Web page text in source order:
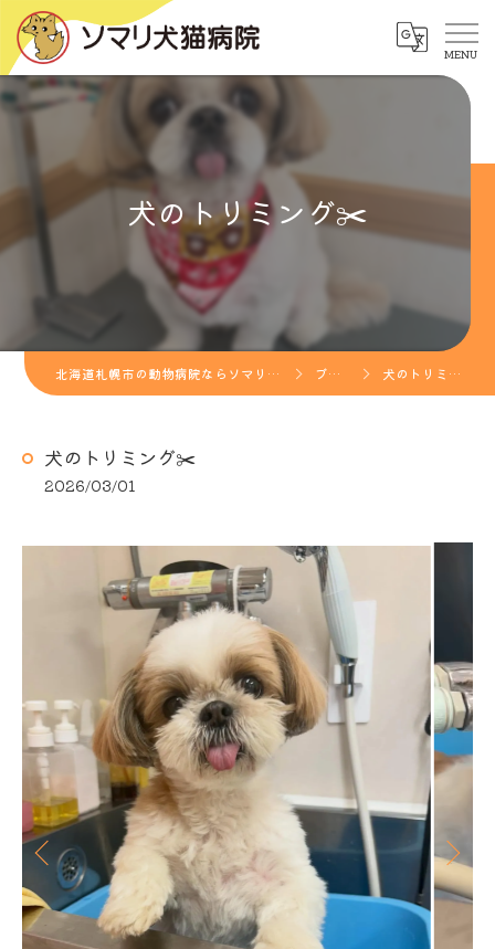
犬のトリミング✂️
北海道札幌市の動物病院ならソマリ犬猫病院 ブログ 犬のトリミング✂️
犬のトリミング✂️
2026/03/01